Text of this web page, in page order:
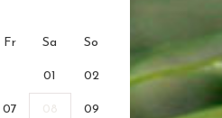
Fr Sa So
01 02
07 08 09